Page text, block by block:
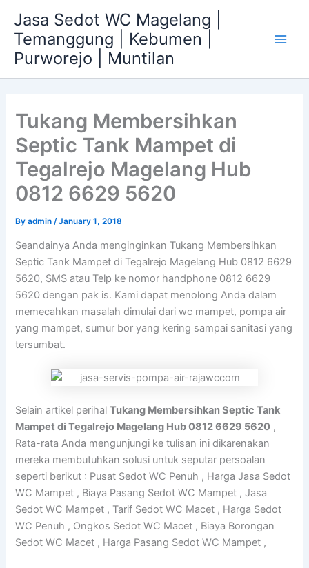
content
Jasa Sedot WC Magelang |
Temanggung | Kebumen |
Purworejo | Muntilan
Tukang Membersihkan
Septic Tank Mampet di
Tegalrejo Magelang Hub
0812 6629 5620
Byadmin/January 1, 2018
Seandainya Anda menginginkan Tukang Membersihkan
Septic Tank Mampet di Tegalrejo Magelang Hub 0812 6629
5620, SMS atau Telp ke nomor handphone 0812 6629
5620 dengan pak is. Kami dapat menolong Anda dalam
memecahkan masalah dimulai dari wc mampet, pompa air
yang mampet, sumur bor yang kering sampai sanitasi yang
tersumbat.
Selain artikel perihalTukang Membersihkan Septic Tank
Mampet di Tegalrejo Magelang Hub 0812 6629 5620 ,
Rata-rata Anda mengunjungi ke tulisan ini dikarenakan
mereka membutuhkan solusi untuk seputar persoalan
seperti berikut : Pusat Sedot WC Penuh , Harga Jasa Sedot
WC Mampet , Biaya Pasang Sedot WC Mampet , Jasa
Sedot WC Mampet , Tarif Sedot WC Macet , Harga Sedot
WC Penuh , Ongkos Sedot WC Macet , Biaya Borongan
Sedot WC Macet , Harga Pasang Sedot WC Mampet ,